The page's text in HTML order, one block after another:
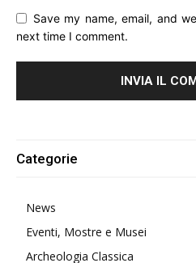
Save my name, email, and
next time I comment.
Categorie
News
Eventi, Mostre e Musei
Archeologia Classica